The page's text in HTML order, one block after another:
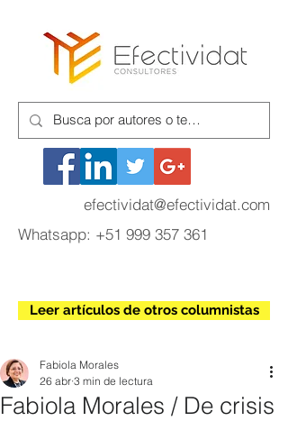
efectividat@efectividat.com
Whatsapp: +51 999 357 361
Leer artículos de otros columnistas
Fabiola Morales / De crisis
Fabiola Morales
26 abr 3 min de lectura